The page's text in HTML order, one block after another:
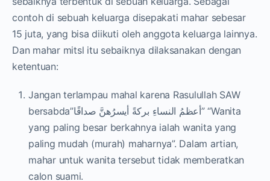
contoh di sebuah keluarga disepakati mahar sebesar
15 juta, yang bisa diikuti oleh anggota keluarga lainnya.
Dan mahar mitsl itu sebaiknya dilaksanakan dengan
ketentuan:
Jangan terlampau mahal karena Rasulullah SAW
bersabda”أعظمُ النساءِ بركةً أيسرُهنَّ صداقًا” “Wanita
yang paling besar berkahnya ialah wanita yang
paling mudah (murah) maharnya”. Dalam artian,
mahar untuk wanita tersebut tidak memberatkan
calon suami.